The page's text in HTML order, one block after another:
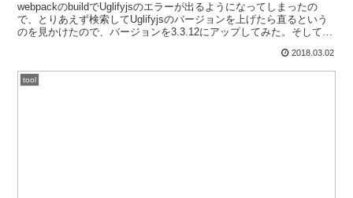
webpackのbuildでUglifyjsのエラーが出るようになってしまったの
で、とりあえず検索してUglifyjsのバージョンを上げたら直るという
のを見かけたので、バージョンを3.3.12にアップしてみた。そして再
2018.03.02
tool